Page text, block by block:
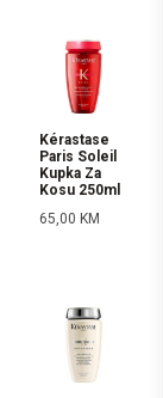
Kérastase
Paris Soleil
Kupka Za
Kosu 250ml
65,00 KM